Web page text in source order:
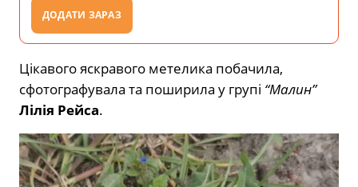
ДОДАТИ ЗАРАЗ
Цікавого яскравого метелика побачила,
сфотографувала та поширила у групі “Малин”
Лілія Рейса.